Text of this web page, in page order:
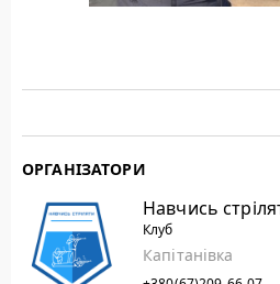
ОРГАНІЗАТОРИ
Навчись
Клуб
Капітанівка